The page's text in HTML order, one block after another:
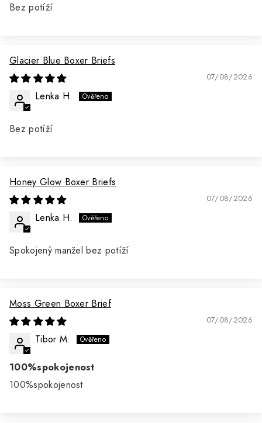
Bez potíží
Glacier Blue Boxer Briefs
07/08/2026
Lenka H.
Bez potíží
Honey Glow Boxer Briefs
07/08/2026
Lenka H.
Spokojený manžel bez potíží
Moss Green Boxer Brief
07/08/2026
Tibor M.
100%spokojenost
100%spokojenost